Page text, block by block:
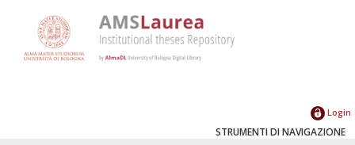
Login
STRUMENTI DI NAVIGAZIONE